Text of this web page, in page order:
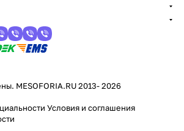
MESOFORIA.RU 2013- 2026
Условия и соглашения